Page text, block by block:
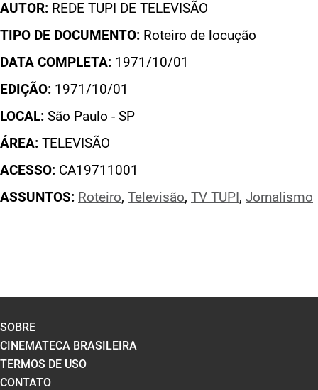
AUTOR: REDE TUPI DE TELEVISÃO
TIPO DE DOCUMENTO: Roteiro de locução
DATA COMPLETA: 1971/10/01
EDIÇÃO: 1971/10/01
LOCAL: São Paulo - SP
ÁREA: TELEVISÃO
ACESSO: CA19711001
ASSUNTOS: Roteiro, Televisão, TV TUPI , Jornalismo
SOBRE
CINEMATECA BRASILEIRA
TERMOS DE USO
CONTATO